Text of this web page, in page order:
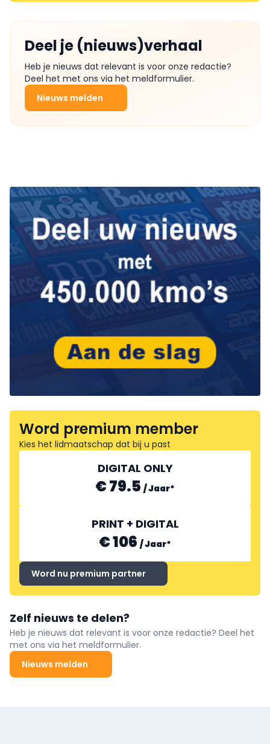
Deel je (nieuws)verhaal
Heb je nieuws dat relevant is voor onze redactie?
Deel het met ons via het meldformulier.
Nieuws melden
Word premium member
Kies het lidmaatschap dat bij u past
DIGITAL ONLY
€ 79.5 /Jaar*
PRINT + DIGITAL
€ 106 /Jaar*
Word nu premium partner
Zelf nieuws te delen?
Heb je nieuws dat relevant is voor onze redactie? Deel het
met ons via het meldformulier.
Nieuws melden